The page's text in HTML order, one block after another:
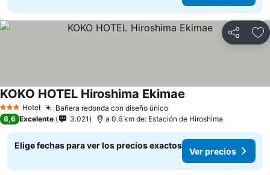
Compartir
3 Estrellas
Hotel Bañera redonda con diseño únicoVer precios
KOKO HOTEL Hiroshima Ekimae
8,6 Excelente 3.021 a 0.6 km de: Estación de Hiroshima
Elige fechas para ver los precios exactos
Ver precios